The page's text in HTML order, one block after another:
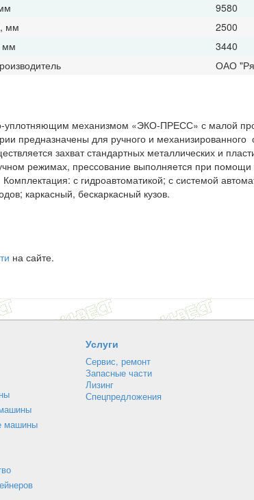
9580
мм
2500
мм
3440
ОАО
уплотняющим механизмом «ЭКО-ПРЕСС» с малой
предназначены для ручного и
захват стандартных металлических и
режимах, прессование выполняется при
с гидроавтоматикой; с системой
каркасный, бескаркасный кузов.
на сайте.
машины
Услуги
Сервис, ремонт
Запасные части
Лизинг
Спецпредложения